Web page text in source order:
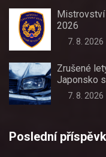
Mistrovství
2026
7. 8. 2026
Zrušené
Japonsko
7. 8. 2026
Poslední